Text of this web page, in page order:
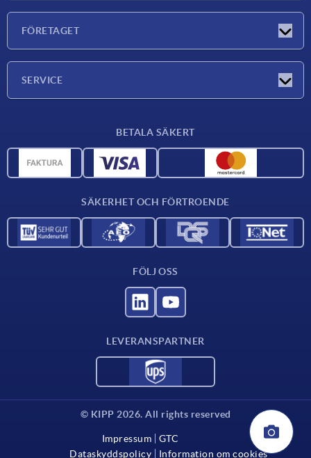
FÖRETAGET
SERVICE
CAD-data
BETALA SÄKERT
SÄKERHET OCH FÖRTROENDE
FÖLJ OSS
LEVERANSPARTNER
© KIPP 2026. All rights reserved
Impressum
GTC
Dataskyddspolicy
Information om cookies